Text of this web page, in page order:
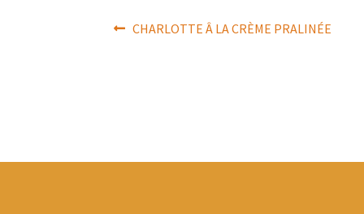
Navigation
Article
CHARLOTTE Â LA CRÈME PRALINÉE